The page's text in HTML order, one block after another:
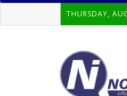
THURSDAY,